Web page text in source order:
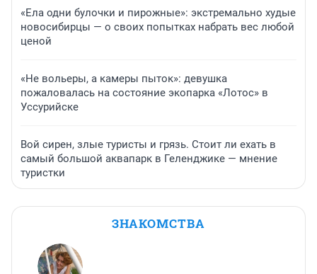
«Ела одни булочки и пирожные»: экстремально худые
новосибирцы — о своих попытках набрать вес любой
ценой
«Не вольеры, а камеры пыток»: девушка
пожаловалась на состояние экопарка «Лотос» в
Уссурийске
Вой сирен, злые туристы и грязь. Стоит ли ехать в
самый большой аквапарк в Геленджике — мнение
туристки
ЗНАКОМСТВА